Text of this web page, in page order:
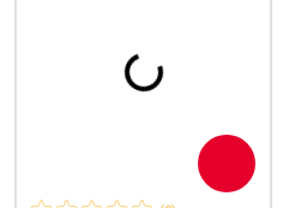
Comprar